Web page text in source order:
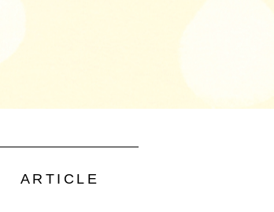
ARTICLE